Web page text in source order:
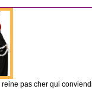
pas cher qui